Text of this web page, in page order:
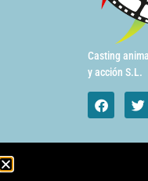
Casting
y acción S.L.